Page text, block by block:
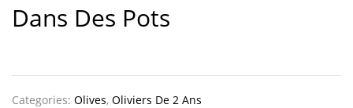
Dans Des Pots
Categories: Olives, Oliviers De 2 Ans